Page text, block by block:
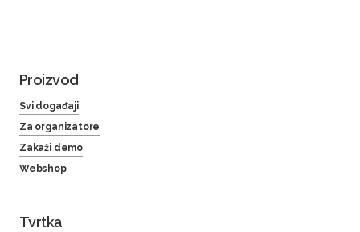
Proizvod
Svi događaji
Za organizatore
Zakaži demo
Webshop
Tvrtka